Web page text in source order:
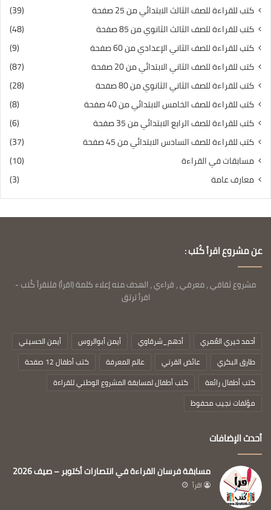
كتب للقراءة للصف الثالث الابتدائي من 25 صفحة
(39)
كتب للقراءة للصف الثالث الثانوي من 85 صفحة
(48)
كتب للقراءة للصف الثاني الإعدادي من 60 صفحة
(9)
كتب للقراءة للصف الثاني الابتدائي من 20 صفحة
(87)
كتب للقراءة للصف الثاني الثانوي من 80 صفحة
(28)
كتب للقراءة للصف الخامس الابتدائي من 40 صفحة
(8)
كتب للقراءة للصف الرابع الابتدائي من 35 صفحة
(6)
كتب للقراءة للصف السادس الابتدائي من 45 صفحة
(37)
مسابقات في القراءة
(10)
معارف عامة
(3)
عن مشروع اقرأ كُتب :
مشروع ثقافي ، معرفي ، قراءي ، الهدف منه إعلاء كلمة (اقرأ) فلنقرأ كُتب -
اقرأ ترتق
أحمد خيري العُمري أدهم_شرقاوي أيمن أبوالروس
أيمن الحسيني
طارق البكري
عائض القرني عالم المعرفة
كتب أطفال 12 صفحة
كتب أطفال رائعة
كتب أطفال لمسابقة المشروع الوطني للقراءة
مؤلفات نجيب محفوظ
أحدث الإضافات
مسابقة فرسان القراءة في انتصارات أكتوبر – صيف 2026
اقرأ